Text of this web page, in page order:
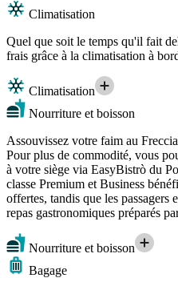
Climatisation
Quel que soit le temps qu'il fait
frais grâce à la climatisation à
Climatisation
Nourriture et boisson
Assouvissez votre faim au
Pour plus de commodité, vous
à votre siège via EasyBistrò du
classe Premium et Business
offertes, tandis que les passagers
repas gastronomiques préparés
Nourriture et boisson
Bagage